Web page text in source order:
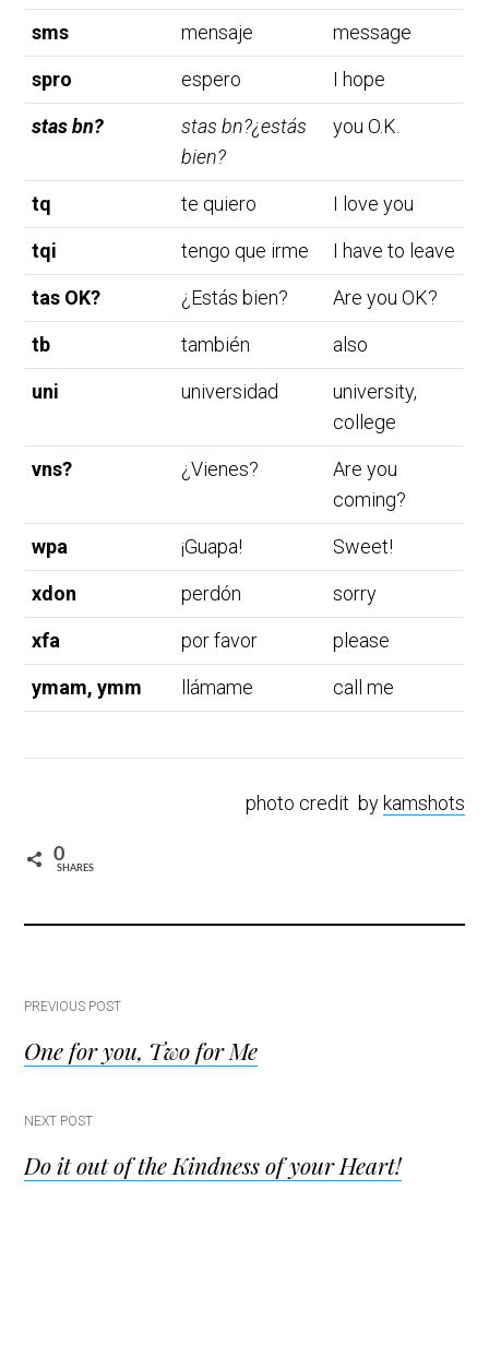
sms mensaje message
spro espero I hope
stas bn? stas bn?¿estás
bien?
you O.K.
tq te quiero I love you
tqi tengo que irme I have to leave
tas OK? ¿Estás bien? Are you OK?
tb también also
uni universidad
university,
college
vns? ¿Vienes?
Are you
coming?
wpa ¡Guapa! Sweet!
xdon perdón sorry
xfa por favor please
ymam, ymm llámame call me
photo credit by kamshots
0
SHARES
Post
navigation
PREVIOUS POST
One for you, Two for Me
NEXT POST
Do it out of the Kindness of your Heart!